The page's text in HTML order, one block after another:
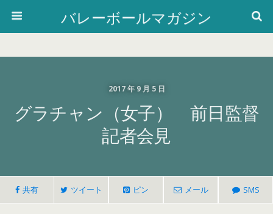
バレーボールマガジン
2017 年 9 月 5 日
グラチャン（女子） 前日監督
記者会見
共有 ツイート ピン メール SMS